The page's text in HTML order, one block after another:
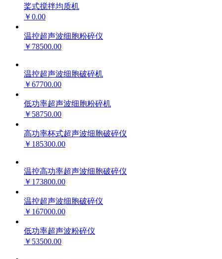
桨式搅拌均质机
￥0.00
温控超声波细胞粉碎仪
￥78500.00
温控超声波细胞破碎机
￥67700.00
低功率超声波细胞粉碎机
￥58750.00
高功率杯式超声波细胞破碎仪
￥185300.00
温控高功率超声波细胞破碎仪
￥173800.00
温控超声波细胞破碎仪
￥167000.00
低功率超声波粉碎仪
￥53500.00